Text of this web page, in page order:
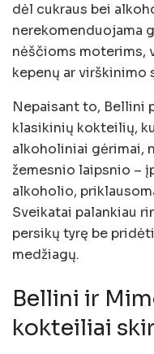
dėl cukraus bei
nerekomenduojama
nėščioms moterims,
kepenų ar virškinimo
Nepaisant to, Bellini
klasikinių kokteilių,
alkoholiniai gėrimai,
žemesnio laipsnio –
alkoholio,
Sveikatai palankiau
persikų tyrę be
medžiagų.
Bellini ir
kokteiliai